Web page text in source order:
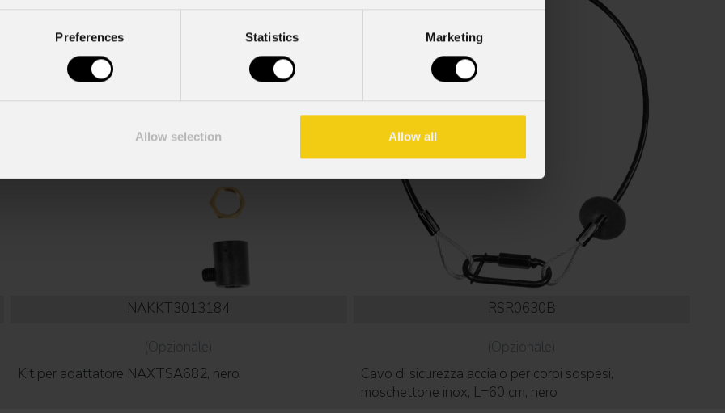
Preferences Statistics Marketing
Allow selection Allow all
NAKKT3013184
(Opzionale)
Kit per adattatore NAXTSA682, nero
RSR0630B
(Opzionale)
Cavo di sicurezza acciaio per corpi sospesi,
moschettone inox, L=60 cm, nero